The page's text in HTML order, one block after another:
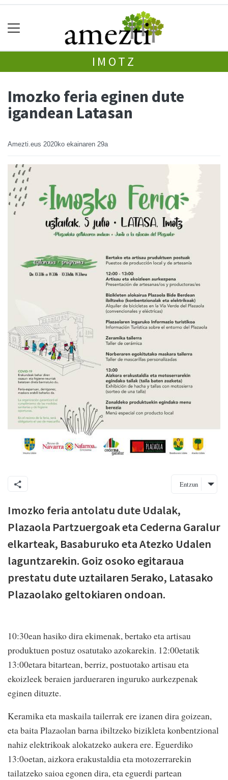
IMOTZ
Imozko feria eginen dute
igandean Latasan
Amezti.eus 2020ko ekainaren 29a
Entzun
Imozko feria antolatu dute Udalak,
Plazaola Partzuergoak eta Cederna Garalur
elkarteak, Basaburuko eta Atezko Udalen
laguntzarekin. Goiz osoko egitaraua
prestatu dute uztailaren 5erako, Latasako
Plazaolako geltokiaren ondoan.
10:30ean hasiko dira ekimenak, bertako eta artisau
produktuen postuz osatutako azokarekin. 12:00etatik
13:00etara bitartean, berriz, postuotako artisau eta
ekoizleek beraien jardueraren inguruko aurkezpenak
eginen dituzte.
Keramika eta maskaila tailerrak ere izanen dira goizean,
eta baita Plazaolan barna ibiltzeko bizikleta konbentzional
nahiz elektrikoak alokatzeko aukera ere. Eguerdiko
13:0oetan, aizkora erakustaldia eta motozerrarekin
tailatzeko saioa egonen dira, eta eguerdi partean